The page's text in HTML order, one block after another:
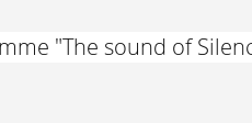
"The sound of